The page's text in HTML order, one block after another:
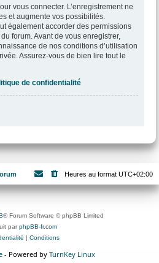
vous connecter. L’enregistrement ne
et augmente vos possibilités.
également accorder des permissions
forum. Avant de vous enregistrer,
de nos conditions d’utilisation
Assurez-vous de bien lire tout le
de confidentialité
Heures au format UTC+02:00
® Forum Software © phpBB Limited
parphpBB-fr.com
| Conditions
- Powered by TurnKey Linux